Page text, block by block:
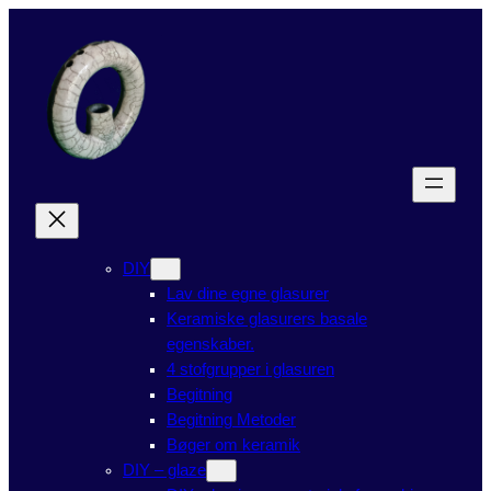
DIY
Lav dine egne glasurer
Keramiske glasurers basale
egenskaber.
4 stofgrupper i glasuren
Begitning
Begitning Metoder
Bøger om keramik
DIY – glaze